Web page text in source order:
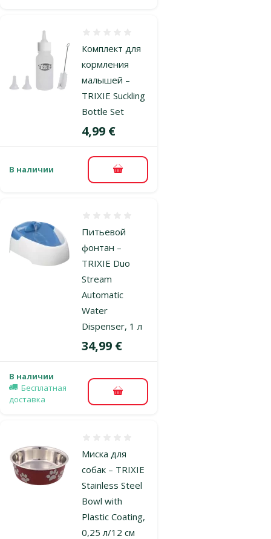
Комплект для
кормления
малышей –
TRIXIE Suckling
Bottle Set
Цена
4,99 €
В наличии В корзину
Питьевой
фонтан –
TRIXIE Duo
Stream
Automatic
Water
Dispenser, 1 л
Цена
34,99 €
В наличии
Бесплатная
доставка
В корзину
Миска для
собак – TRIXIE
Stainless Steel
Bowl with
Plastic Coating,
0,25 л/12 см